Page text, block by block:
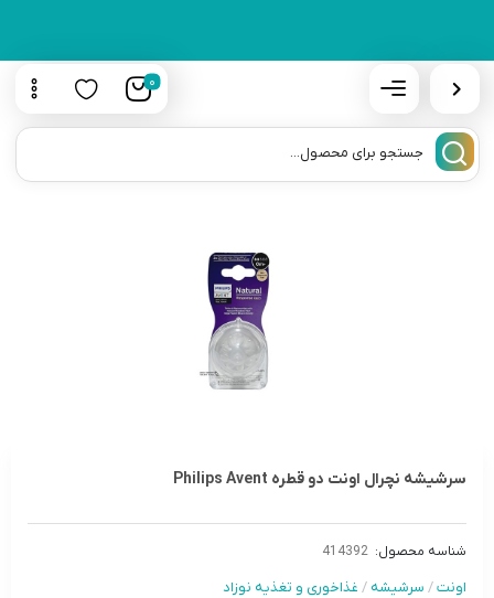
0
سرشیشه نچرال اونت دو قطره Philips Avent
شناسه محصول: 414392
اونت/ سرشیشه / غذاخوری و تغذیه نوزاد